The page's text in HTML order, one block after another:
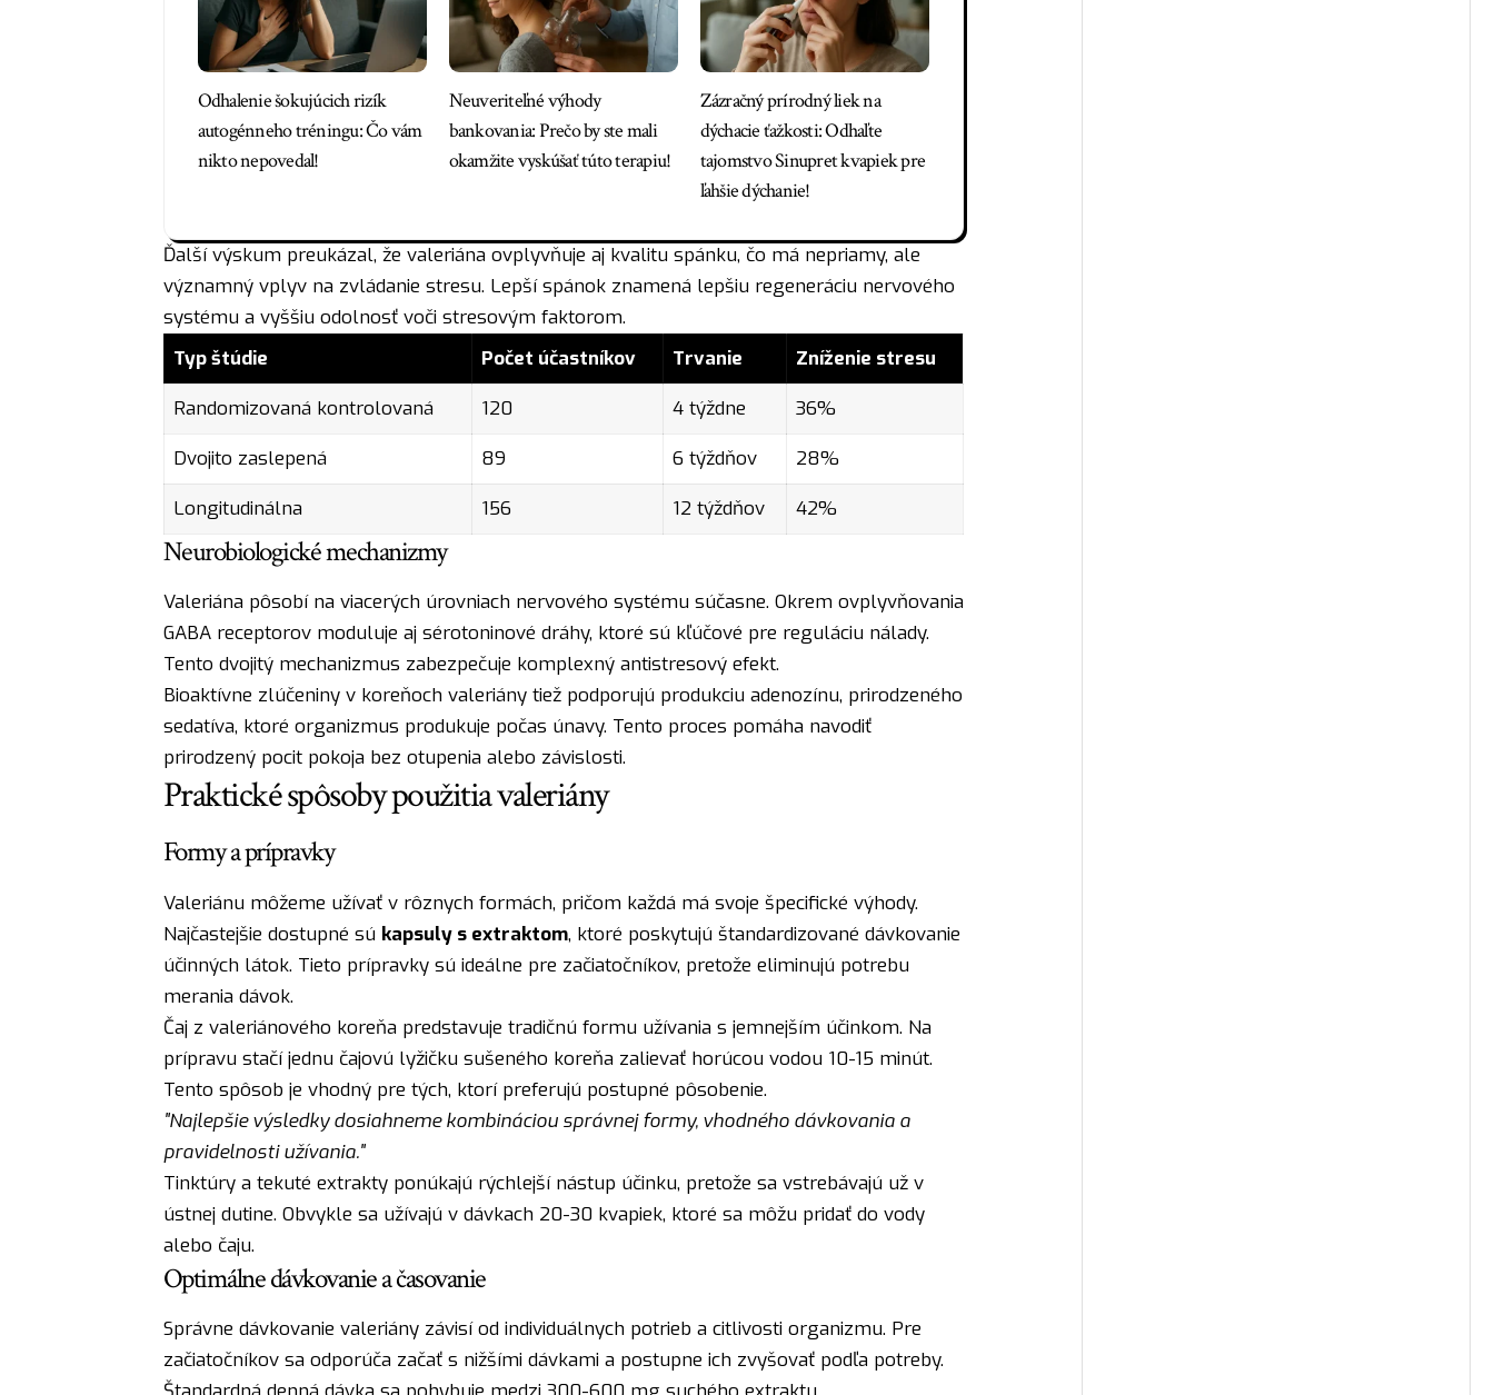
Odhalenie šokujúcich rizík
autogénneho tréningu: Čo vám
nikto nepovedal!
Neuveriteľné výhody
bankovania: Prečo by ste mali
okamžite vyskúšať túto terapiu!
Zázračný prírodný liek na
dýchacie ťažkosti: Odhaľte
tajomstvo Sinupret kvapiek pre
ľahšie dýchanie!
Ďalší výskum preukázal, že valeriána ovplyvňuje aj kvalitu spánku, čo má nepriamy, ale
významný vplyv na zvládanie stresu. Lepší spánok znamená lepšiu regeneráciu nervového
systému a vyššiu odolnosť voči stresovým faktorom.
Typ štúdie
Počet účastníkov Trvanie
Zníženie stresu
Randomizovaná kontrolovaná
120 4 týždne
36%
Dvojito zaslepená
89 6 týždňov
28%
Longitudinálna
156 12 týždňov 42%
Neurobiologické mechanizmy
Valeriána pôsobí na viacerých úrovniach nervového systému súčasne. Okrem ovplyvňovania
GABA receptorov moduluje aj sérotoninové dráhy, ktoré sú kľúčové pre reguláciu nálady.
Tento dvojitý mechanizmus zabezpečuje komplexný antistresový efekt.
Bioaktívne zlúčeniny v koreňoch valeriány tiež podporujú produkciu adenozínu, prirodzeného
sedatíva, ktoré organizmus produkuje počas únavy. Tento proces pomáha navodiť
prirodzený pocit pokoja bez otupenia alebo závislosti.
Praktické spôsoby použitia valeriány
Formy a prípravky
Valeriánu môžeme užívať v rôznych formách, pričom každá má svoje špecifické výhody.
Najčastejšie dostupné sú kapsuly s extraktom, ktoré poskytujú štandardizované dávkovanie
účinných látok. Tieto prípravky sú ideálne pre začiatočníkov, pretože eliminujú potrebu
merania dávok.
Čaj z valeriánového koreňa predstavuje tradičnú formu užívania s jemnejším účinkom. Na
prípravu stačí jednu čajovú lyžičku sušeného koreňa zalievať horúcou vodou 10-15 minút.
Tento spôsob je vhodný pre tých, ktorí preferujú postupné pôsobenie.
"Najlepšie výsledky dosiahneme kombináciou správnej formy, vhodného dávkovania a
pravidelnosti užívania."
Tinktúry a tekuté extrakty ponúkajú rýchlejší nástup účinku, pretože sa vstrebávajú už v
ústnej dutine. Obvykle sa užívajú v dávkach 20-30 kvapiek, ktoré sa môžu pridať do vody
alebo čaju.
Optimálne dávkovanie a časovanie
Správne dávkovanie valeriány závisí od individuálnych potrieb a citlivosti organizmu. Pre
začiatočníkov sa odporúča začať s nižšími dávkami a postupne ich zvyšovať podľa potreby.